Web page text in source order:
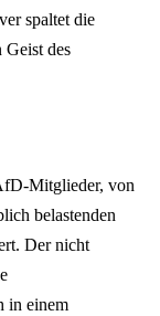
spaltet die
Geist des
Mitglieder, von
belastenden
Der nicht
in einem